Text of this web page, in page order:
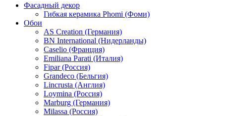
Фасадный декор
Гибкая керамика Phomi (Фоми)
Обои
AS Creation (Германия)
BN International (Нидерланды)
Caselio (Франция)
Emiliana Parati (Италия)
Fipar (Россия)
Grandeco (Бельгия)
Lincrusta (Англия)
Loymina (Россия)
Marburg (Германия)
Milassa (Россия)